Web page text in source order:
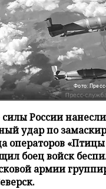
Фото:
России нанесли
удар по
операторов
боец войск
армии